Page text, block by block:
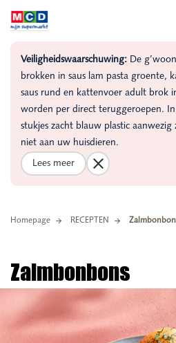
Veiligheidswaarschuwing: De
brokken in saus lam pasta groente,
saus rund en kattenvoer adult brok
worden per direct teruggeroepen.
stukjes zacht blauw plastic
niet aan uw huisdieren.
Lees meer
Homepage RECEPTEN
Zalmbonbons